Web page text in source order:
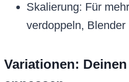
Skalierung: Für
verdoppeln,
Variationen: